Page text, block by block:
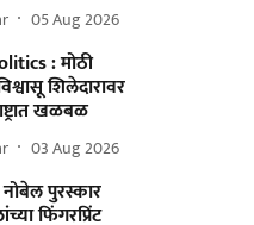
05 Aug 2026
: मोठी
शिलेदारावर
खळबळ
03 Aug 2026
नोबेल पुरस्कार
फिंगरप्रिंट